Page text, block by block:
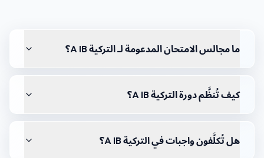
ما مجالس الامتحان المدعومة لـ التركية A IB؟
كيف تُنظَّم دورة التركية A IB؟
هل تُكلَّفون واجبات في التركية A IB؟